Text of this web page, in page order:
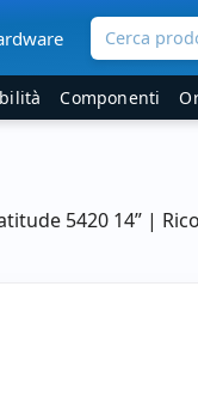
Cerca
Componenti
5420 14” |